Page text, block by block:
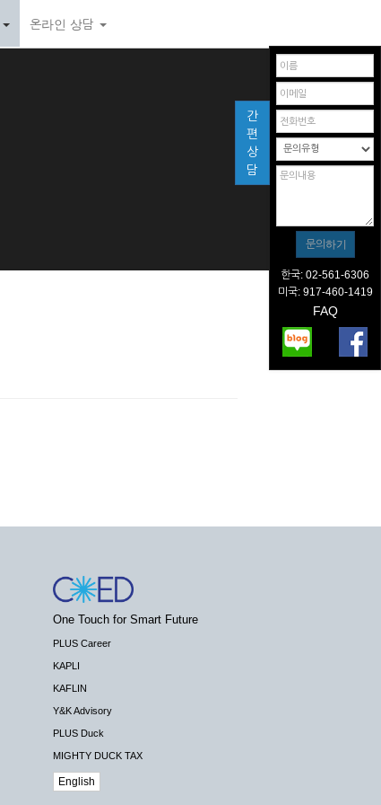
온라인 상담
간
편
상
담
한국: 02-561-6306
미국: 917-460-1419
FAQ
One Touch for Smart Future
PLUS Career
KAPLI
KAFLIN
Y&K Advisory
PLUS Duck
MIGHTY DUCK TAX
English